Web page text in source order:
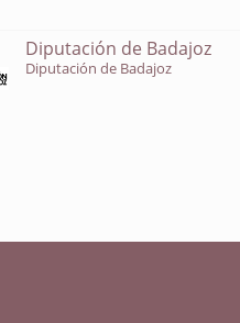
Diputación de Badajoz
Diputación de Badajoz